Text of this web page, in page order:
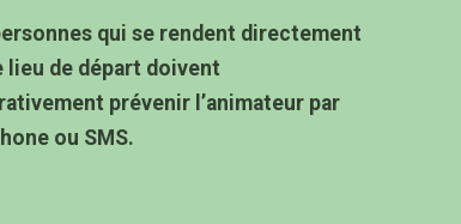
qui se rendent directement
lieu de départ doivent
prévenir l’animateur par
ou SMS.